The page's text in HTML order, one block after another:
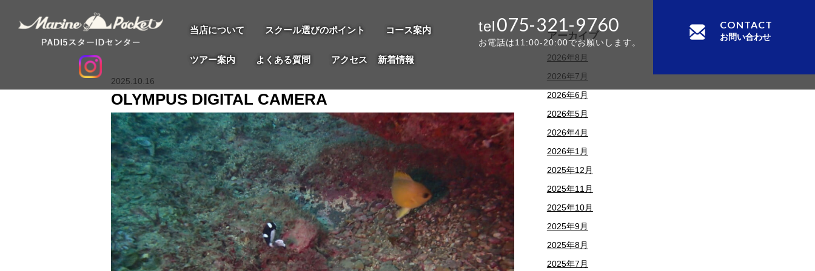
当店について スクール選びのポイント コース案内
ツアー案内 よくある質問 アクセス 新着情報
075-321-9760
お電話は11:00-20:00でお願いします。
CONTACT
お問い合わせ
2025.10.16
OLYMPUS DIGITAL CAMERA
アーカイブ
2026年8月
2026年7月
2026年6月
2026年5月
2026年4月
2026年1月
2025年12月
2025年11月
2025年10月
2025年9月
2025年8月
2025年7月